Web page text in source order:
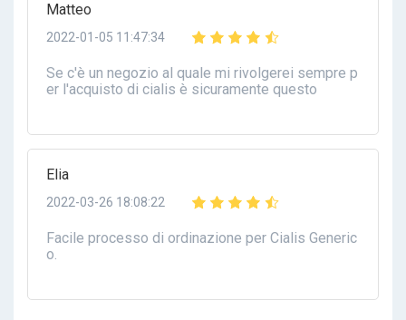
Matteo
2022-01-05 11:47:34
Se c'è un negozio al quale mi rivolgerei sempre p
er l'acquisto di cialis è sicuramente questo
Elia
2022-03-26 18:08:22
Facile processo di ordinazione per Cialis Generic
o.